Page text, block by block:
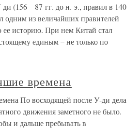
ди (156—87 гг. до н. э., правил в 140
из величайших правителей
ее историю. При нем Китай стал
единым – не только по
времена
По восходящей после У-ди дела
движения заметного не было.
и дальше пребывать в